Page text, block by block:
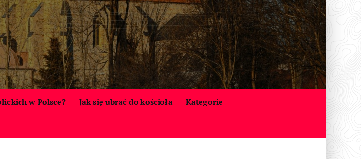
w Polsce? Jak się ubrać do kościoła Kategorie